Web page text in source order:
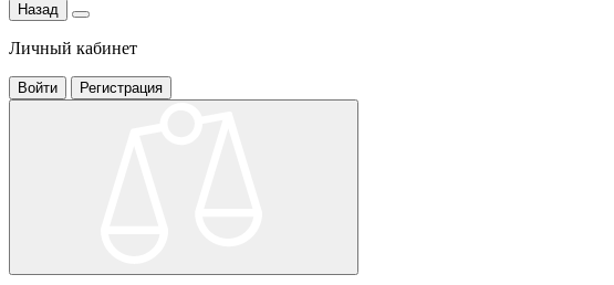
Назад
Личный кабинет
Войти Регистрация